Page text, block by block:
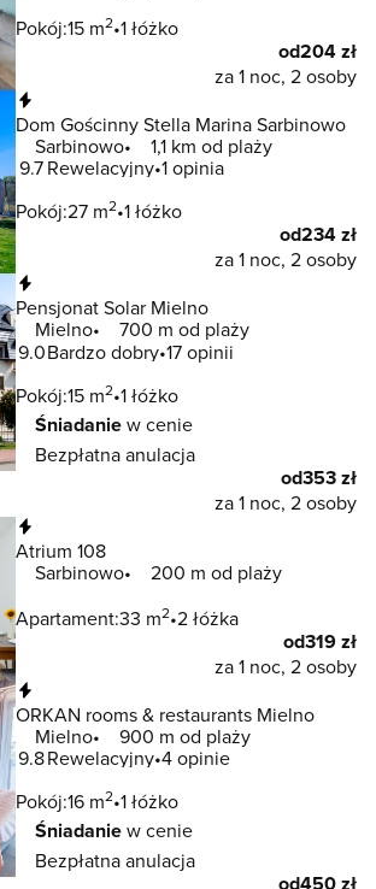
Pokój:15 m2 1 łóżko
od204 zł
za 1 noc, 2 osoby
Dom Gościnny Stella Marina Sarbinowo
Sarbinowo
1,1 km od plaży
9.7Rewelacyjny 1 opinia
Pokój:27 m2 1 łóżko
od234 zł
za 1 noc, 2 osoby
Pensjonat Solar Mielno
Mielno
700 m od plaży
9.0Bardzo dobry 17 opinii
Pokój:15 m2 1 łóżko
Śniadaniew cenie
Bezpłatna anulacja
od353 zł
za 1 noc, 2 osoby
Atrium 108
Sarbinowo
200 m od plaży
Apartament:33 m2 2 łóżka
od319 zł
za 1 noc, 2 osoby
ORKAN rooms & restaurants Mielno
Mielno
900 m od plaży
9.8Rewelacyjny 4 opinie
Pokój:16 m2 1 łóżko
Śniadaniew cenie
Bezpłatna anulacja
od450 zł